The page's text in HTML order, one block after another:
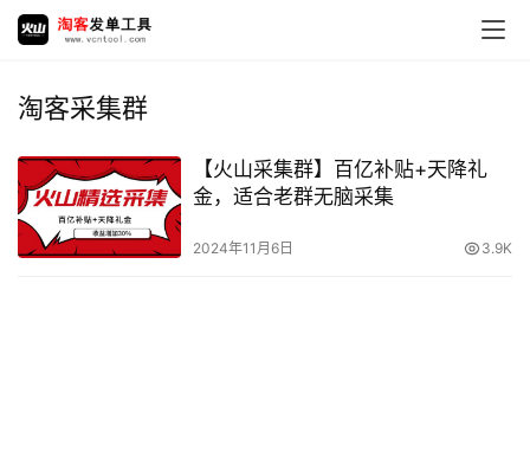
淘客采集群
【火山采集群】百亿补贴+天降礼
金，适合老群无脑采集
2024年11月6日 3.9K